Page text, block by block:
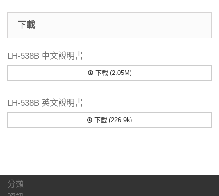
下載
LH-538B 中文說明書
下載 (2.05M)
LH-538B 英文說明書
下載 (226.9k)
分類